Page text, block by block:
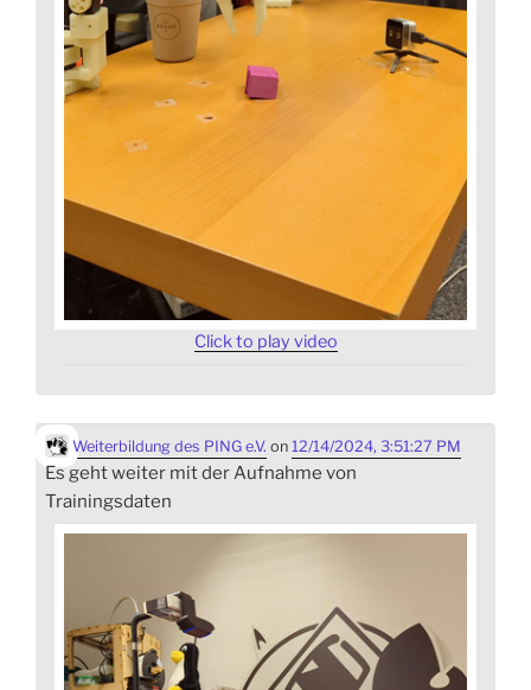
Click to play video
Weiterbildung des PING e.V. on 12/14/2024, 3:51:27 PM
Es geht weiter mit der Aufnahme von
Trainingsdaten